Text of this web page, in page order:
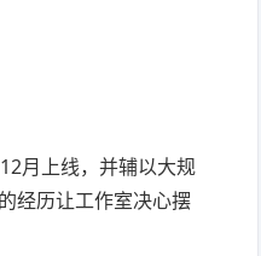
月上线，并辅以大规
经历让工作室决心摆